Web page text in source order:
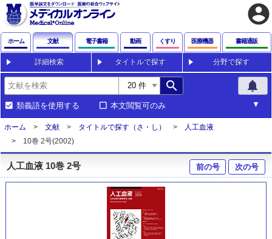
account_circle
ホーム 文献 電子書籍 動画 くすり 医療機器 書籍通販
詳細検索 タイトルで探す 分野で探す
search notifications
類義語を使用する 本文閲覧可のみ
ホーム 文献 タイトルで探す（さ・し）
人工血液
10巻 2号(2002)
人工血液 10巻 2号 前の号 次の号